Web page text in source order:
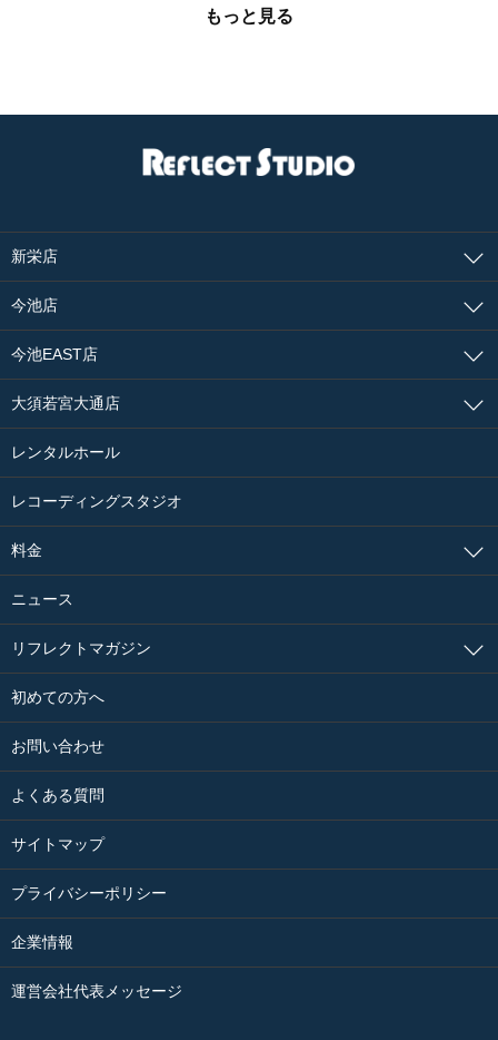
もっと見る
新栄店
今池店
今池EAST店
大須若宮大通店
レンタルホール
レコーディングスタジオ
料金
ニュース
リフレクトマガジン
初めての方へ
お問い合わせ
よくある質問
サイトマップ
プライバシーポリシー
企業情報
運営会社代表メッセージ